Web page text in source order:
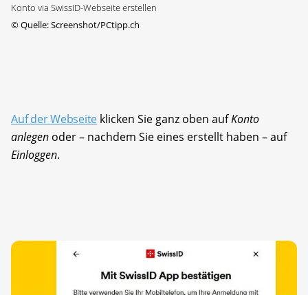
Konto via SwissID-Webseite erstellen
©Quelle: Screenshot/PCtipp.ch
Auf der Webseite klicken Sie ganz oben aufKonto
anlegen oder – nachdem Sie eines erstellt haben – auf
Einloggen.